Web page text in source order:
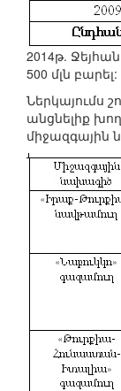
2014թ.
500 մլն բարել:
Ներկայումս
անցնելիք
միջազգային